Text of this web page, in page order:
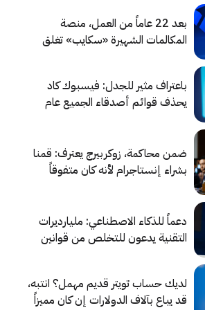
بعد 22 عاماً من العمل، منصة
المكالمات الشهيرة «سكايب» تغلق
باعتراف مثير للجدل: فيسبوك كاد
يحذف قوائم أصدقاء الجميع عام
ضمن محاكمة، زوكربيرج يعترف: قمنا
بشراء إنستاجرام لأنه كان متفوقاً
دعماً للذكاء الاصطناعي: مليارديرات
التقنية يدعون للتخلص من قوانين
لديك حساب تويتر قديم مهمل؟ انتبه،
قد يباع بآلاف الدولارات إن كان مميزاً